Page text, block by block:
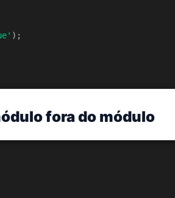
);
fora do módulo